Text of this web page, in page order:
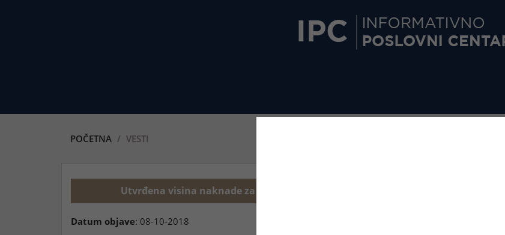
POČETNA VESTI
Utvrđena visina naknade za objavljivanje oglasa o javnoj nabavci za 2019. godinu
Datum objave: 08-10-2018